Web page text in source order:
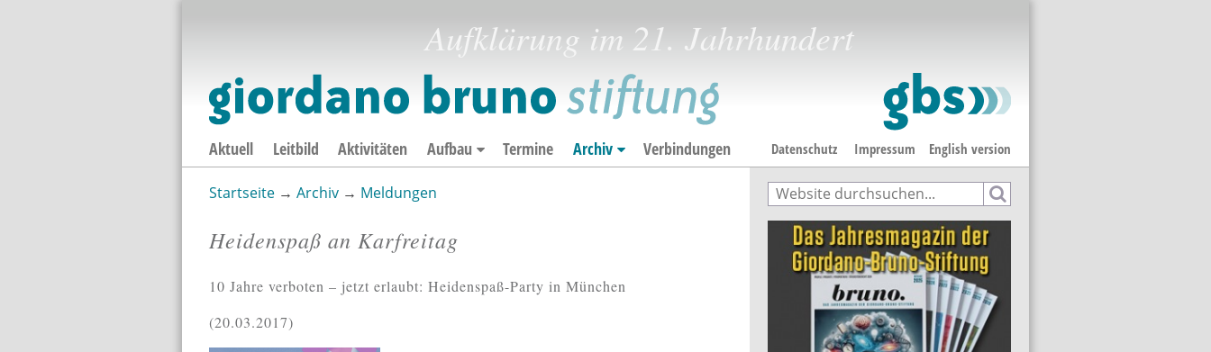
Aufklärung im 21. Jahrhundert
English version
Aktuell Leitbild Aktivitäten Aufbau Termine Archiv Verbindungen Datenschutz Impressum
Startseite→ Archiv→ Meldungen
Heidenspaß an Karfreitag
10 Jahre verboten – jetzt erlaubt: Heidenspaß-Party in München
20.03.2017
Suchformular
Suche